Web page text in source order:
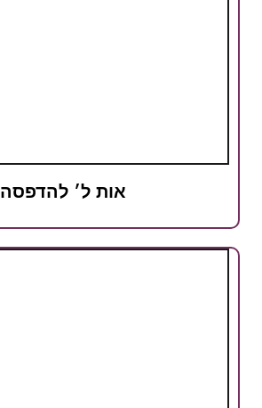
אות ל׳ להדפסה